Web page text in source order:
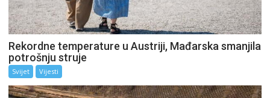
Rekordne temperature u Austriji, Mađarska smanjila
potrošnju struje
Svijet Vijesti